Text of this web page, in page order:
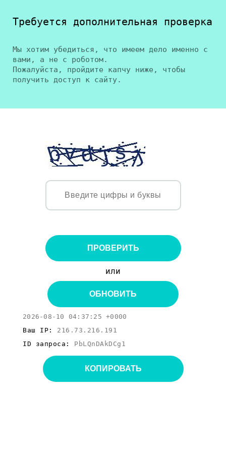
Требуется дополнительная проверка
Мы хотим убедиться, что имеем дело именно с
вами, а не с роботом.
Пожалуйста, пройдите капчу ниже, чтобы
получить доступ к сайту.
ПРОВЕРИТЬ
или
ОБНОВИТЬ
2026-08-10 04:37:25 +0000
Ваш IP: 216.73.216.191
ID запроса: PbLQnDAkDCg1
КОПИРОВАТЬ